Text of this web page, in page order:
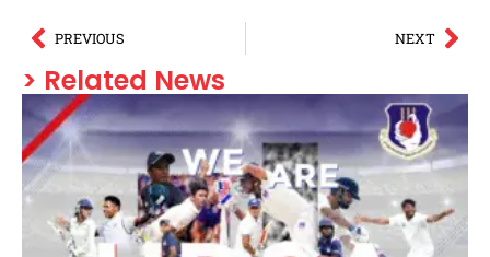
PREVIOUS NEXT
> Related News